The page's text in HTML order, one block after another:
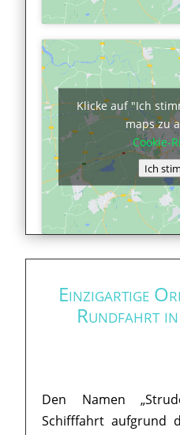
Klicke auf "Ich
maps zu
Cookie-
Ich
Einzigartige
Rundfahrt in
Den Namen
Schifffahrt aufgrund